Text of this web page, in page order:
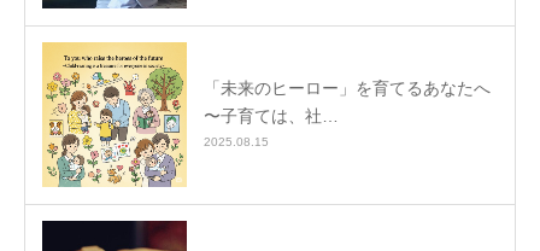
「未来のヒーロー」を育てるあなたへ
〜子育ては、社…
2025.08.15